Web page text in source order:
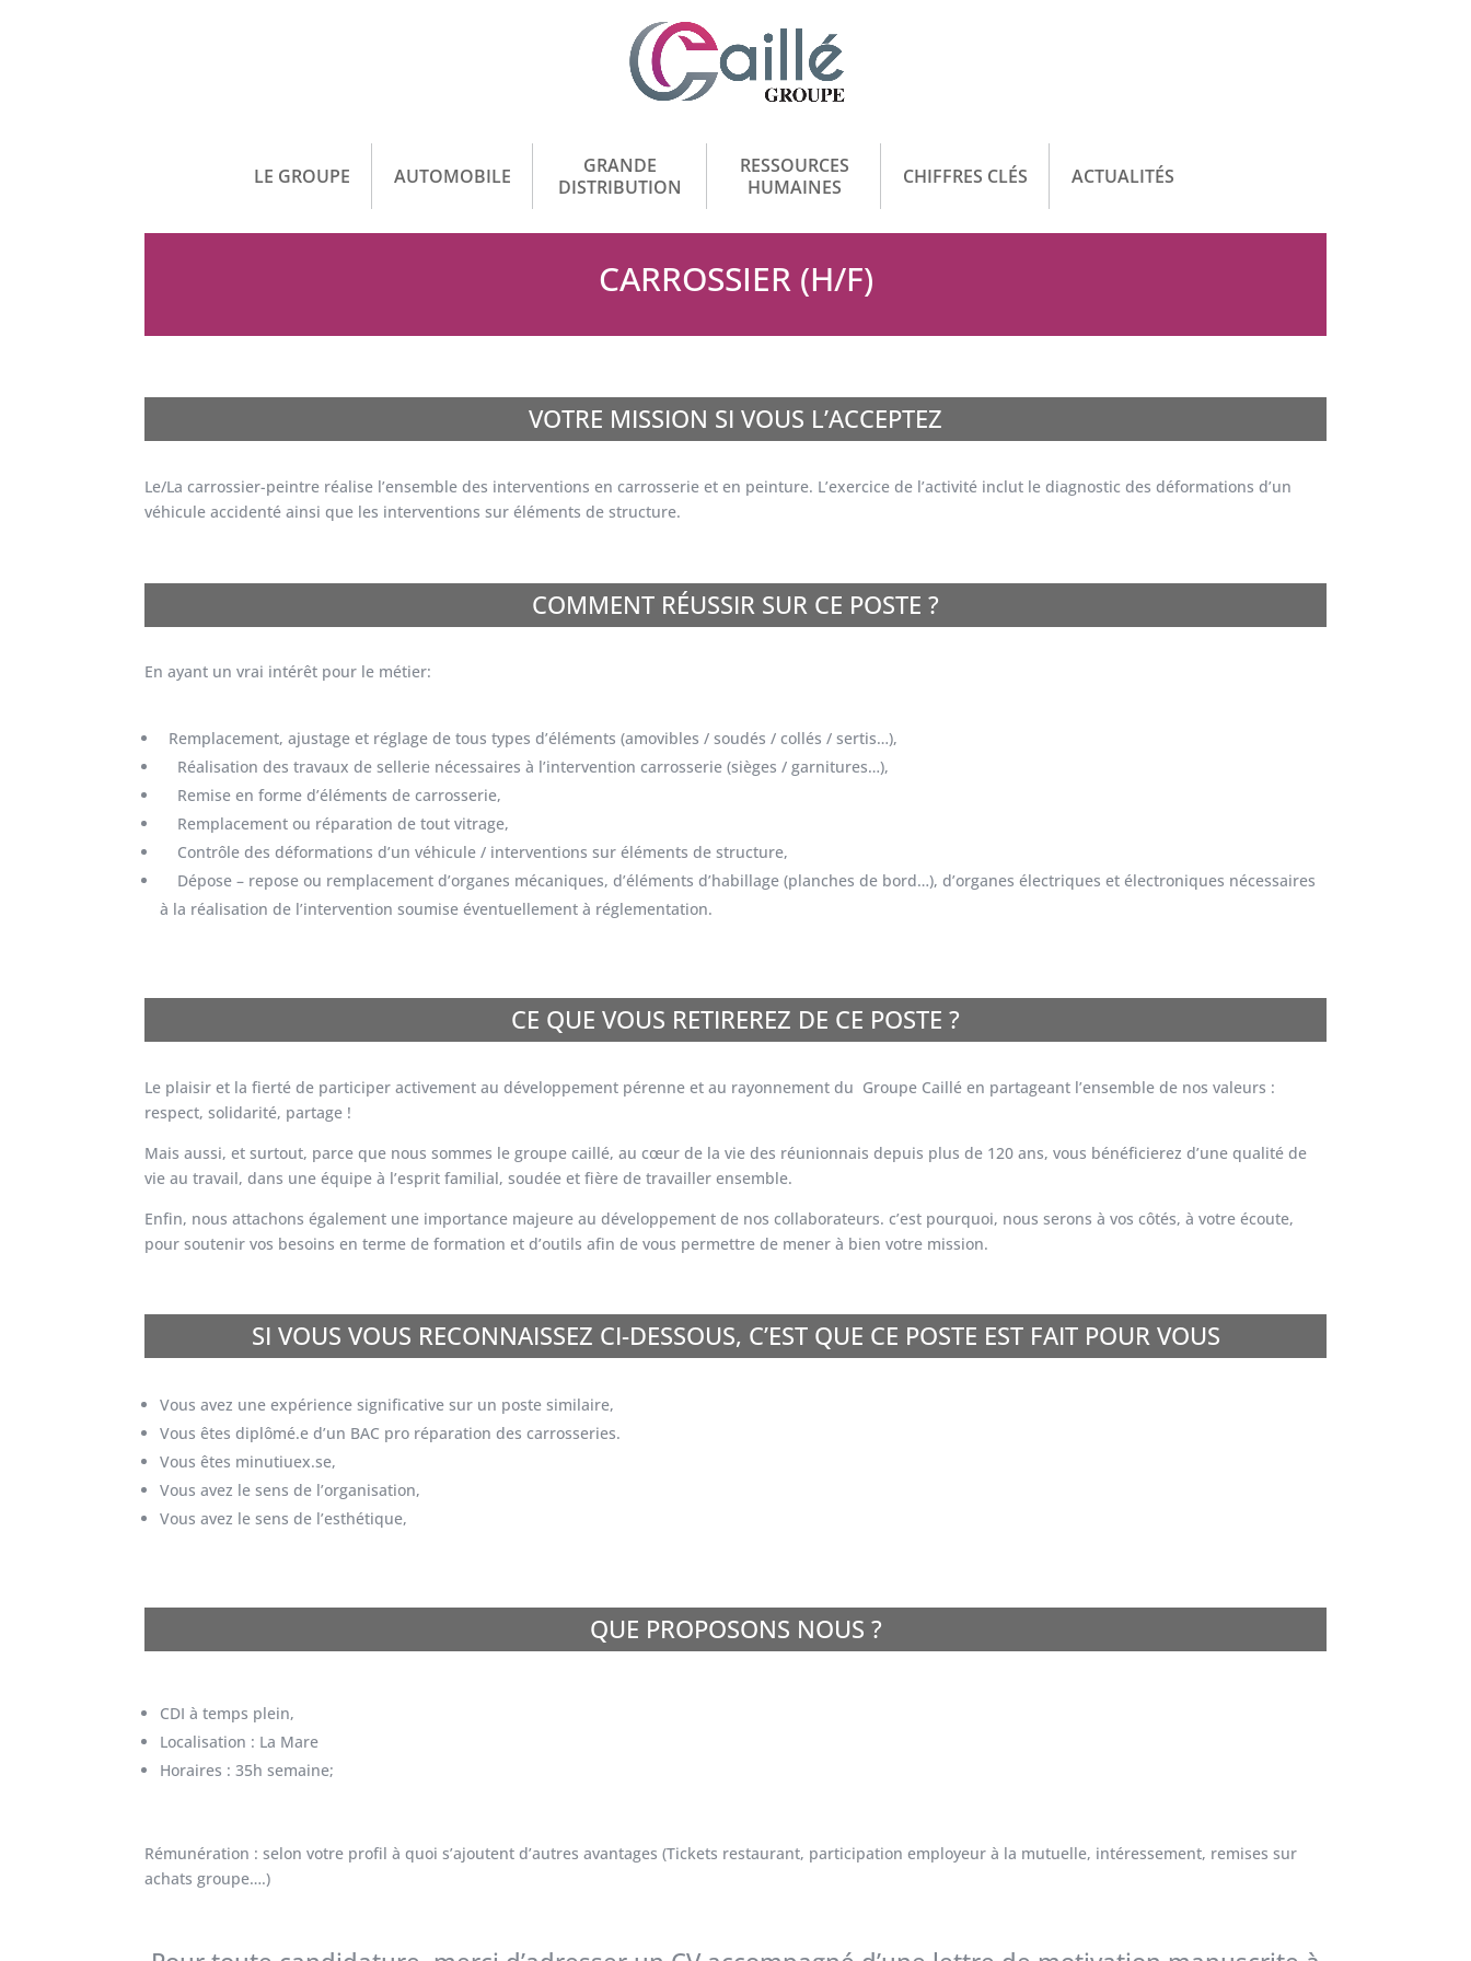
LE GROUPE AUTOMOBILE
GRANDE
DISTRIBUTION
RESSOURCES
HUMAINES
CHIFFRES CLÉS ACTUALITÉS
CARROSSIER (H/F)
VOTRE MISSION SI VOUS L’ACCEPTEZ
Le/La carrossier-peintre réalise l’ensemble des interventions en carrosserie et en peinture. L’exercice de l’activité inclut le diagnostic des déformations d’un
véhicule accidenté ainsi que les interventions sur éléments de structure.
COMMENT RÉUSSIR SUR CE POSTE ?
En ayant un vrai intérêt pour le métier:
Remplacement, ajustage et réglage de tous types d’éléments (amovibles / soudés / collés / sertis…),
Réalisation des travaux de sellerie nécessaires à l’intervention carrosserie (sièges / garnitures…),
Remise en forme d’éléments de carrosserie,
Remplacement ou réparation de tout vitrage,
Contrôle des déformations d’un véhicule / interventions sur éléments de structure,
Dépose – repose ou remplacement d’organes mécaniques, d’éléments d’habillage (planches de bord…), d’organes électriques et électroniques nécessaires
à la réalisation de l’intervention soumise éventuellement à réglementation.
CE QUE VOUS RETIREREZ DE CE POSTE ?
Le plaisir et la fierté de participer activement au développement pérenne et au rayonnement du Groupe Caillé en partageant l’ensemble de nos valeurs :
respect, solidarité, partage !
Mais aussi, et surtout, parce que nous sommes le groupe caillé, au cœur de la vie des réunionnais depuis plus de 120 ans, vous bénéficierez d’une qualité de
vie au travail, dans une équipe à l’esprit familial, soudée et fière de travailler ensemble.
Enfin, nous attachons également une importance majeure au développement de nos collaborateurs. c’est pourquoi, nous serons à vos côtés, à votre écoute,
pour soutenir vos besoins en terme de formation et d’outils afin de vous permettre de mener à bien votre mission.
SI VOUS VOUS RECONNAISSEZ CI-DESSOUS, C’EST QUE CE POSTE EST FAIT POUR VOUS
Vous avez une expérience significative sur un poste similaire,
Vous êtes diplômé.e d’un BAC pro réparation des carrosseries.
Vous êtes minutiuex.se,
Vous avez le sens de l’organisation,
Vous avez le sens de l’esthétique,
QUE PROPOSONS NOUS ?
CDI à temps plein,
Localisation : La Mare
Horaires : 35h semaine;
Rémunération : selon votre profil à quoi s’ajoutent d’autres avantages (Tickets restaurant, participation employeur à la mutuelle, intéressement, remises sur
achats groupe….)